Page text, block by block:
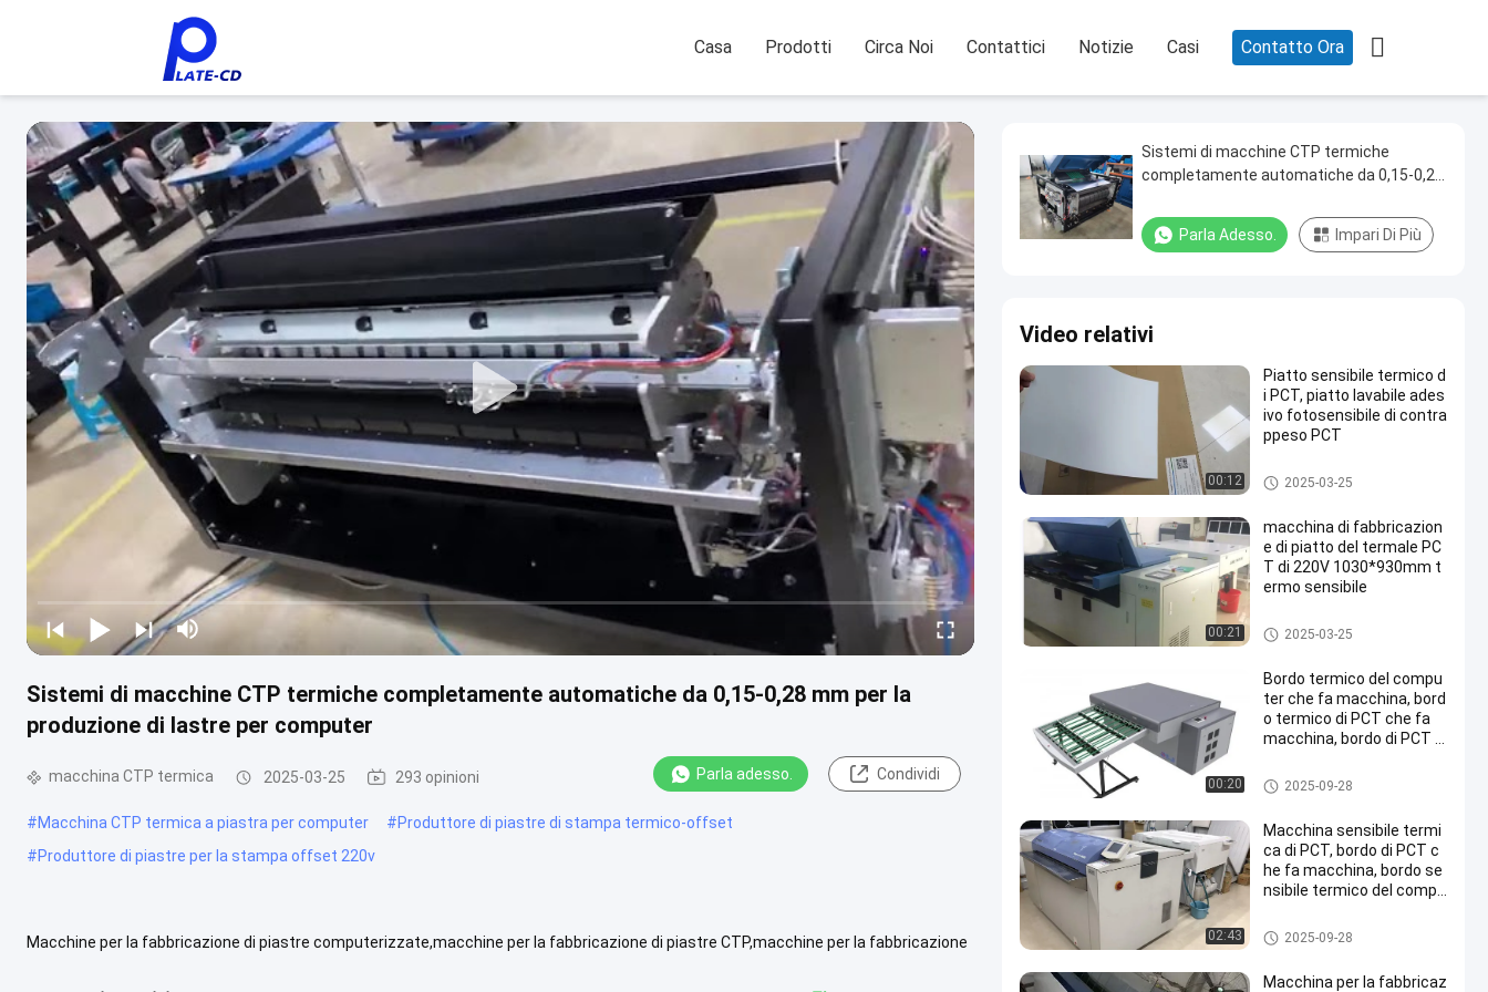
Casa Prodotti Circa Noi Contattici Notizie Casi Contatto Ora 
Sistemi di macchine CTP termiche completamente automatiche da 0,15-0,28 mm per la
produzione di lastre per computer
macchina CTP termica 2025-03-25 293 opinioni Parla adesso. Condividi
#Macchina CTP termica a piastra per computer #Produttore di piastre di stampa termico-offset
#Produttore di piastre per la stampa offset 220v
Macchine per la fabbricazione di piastre computerizzate,macchine per la fabbricazione di piastre CTP,macchine per la fabbricazione
Sistemi di macchine CTP termiche
completamente automatiche da 0,15-0,28
computer
Parla Adesso. Impari Di Più
Video relativi
00:12
Piatto sensibile termico d
i PCT, piatto lavabile ades
ivo fotosensibile di contra
ppeso PCT
Piatto di doppio strato PCT
2025-03-25
00:21
macchina di fabbricazion
e di piatto del termale PC
T di 220V 1030*930mm t
ermo sensibile
macchina CTP termica
2025-03-25
00:20
Bordo termico del compu
ter che fa macchina, bord
o termico di PCT che fa
macchina, bordo di PCT c
macchina CTP termica
2025-09-28
02:43
Macchina sensibile termi
ca di PCT, bordo di PCT c
he fa macchina, bordo se
nsibile termico del compu
macchina CTP termica
2025-09-28
Macchina per la fabbricaz